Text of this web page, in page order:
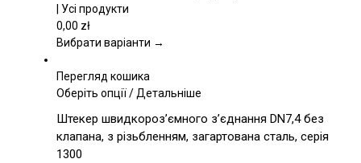
Параметри
вибрати
сторінці
товару
| Усі продукти
0,00 zł
Вибрати варіанти →
Перегляд кошика
Оберіть опціїЦей
має
кілька
/Детальніше
Штекер швидкороз’ємного з’єднання DN7,4 без
клапана, з різьбленням, загартована сталь, серія
1300